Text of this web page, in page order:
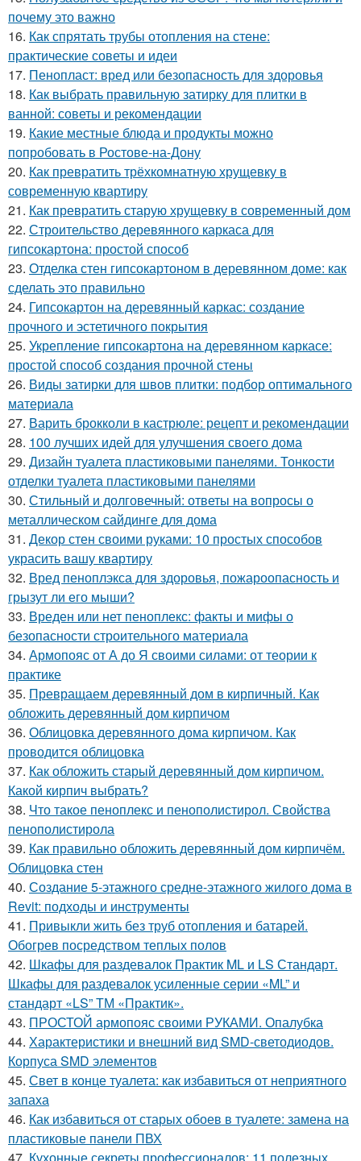
почему это важно
16. Как спрятать трубы отопления на стене:
практические советы и идеи
17. Пенопласт: вред или безопасность для здоровья
18. Как выбрать правильную затирку для плитки в
ванной: советы и рекомендации
19. Какие местные блюда и продукты можно
попробовать в Ростове-на-Дону
20. Как превратить трёхкомнатную хрущевку в
современную квартиру
21. Как превратить старую хрущевку в современный дом
22. Строительство деревянного каркаса для
гипсокартона: простой способ
23. Отделка стен гипсокартоном в деревянном доме: как
сделать это правильно
24. Гипсокартон на деревянный каркас: создание
прочного и эстетичного покрытия
25. Укрепление гипсокартона на деревянном каркасе:
простой способ создания прочной стены
26. Виды затирки для швов плитки: подбор оптимального
материала
27. Варить брокколи в кастрюле: рецепт и рекомендации
28. 100 лучших идей для улучшения своего дома
29. Дизайн туалета пластиковыми панелями. Тонкости
отделки туалета пластиковыми панелями
30. Стильный и долговечный: ответы на вопросы о
металлическом сайдинге для дома
31. Декор стен своими руками: 10 простых способов
украсить вашу квартиру
32. Вред пеноплэкса для здоровья, пожароопасность и
грызут ли его мыши?
33. Вреден или нет пеноплекс: факты и мифы о
безопасности строительного материала
34. Армопояс от А до Я своими силами: от теории к
практике
35. Превращаем деревянный дом в кирпичный. Как
обложить деревянный дом кирпичом
36. Облицовка деревянного дома кирпичом. Как
проводится облицовка
37. Как обложить старый деревянный дом кирпичом.
Какой кирпич выбрать?
38. Что такое пеноплекс и пенополистирол. Свойства
пенополистирола
39. Как правильно обложить деревянный дом кирпичём.
Облицовка стен
40. Создание 5-этажного средне-этажного жилого дома в
Revit: подходы и инструменты
41. Привыкли жить без труб отопления и батарей.
Обогрев посредством теплых полов
42. Шкафы для раздевалок Практик ML и LS Стандарт.
Шкафы для раздевалок усиленные серии «ML” и
стандарт «LS” ТМ «Практик».
43. ПРОСТОЙ армопояс своими РУКАМИ. Опалубка
44. Характеристики и внешний вид SMD-светодиодов.
Корпуса SMD элементов
45. Свет в конце туалета: как избавиться от неприятного
запаха
46. Как избавиться от старых обоев в туалете: замена на
пластиковые панели ПВХ